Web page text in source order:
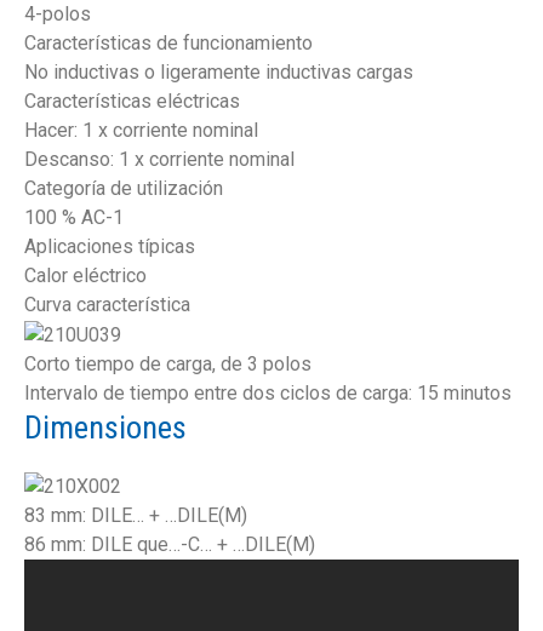
4-polos
Características de funcionamiento
No inductivas o ligeramente inductivas cargas
Características eléctricas
Hacer: 1 x corriente nominal
Descanso: 1 x corriente nominal
Categoría de utilización
100 % AC-1
Aplicaciones típicas
Calor eléctrico
Curva característica
Corto tiempo de carga, de 3 polos
Intervalo de tiempo entre dos ciclos de carga: 15 minutos
Dimensiones
83 mm: DILE… + …DILE(M)
86 mm: DILE que…-C… + …DILE(M)